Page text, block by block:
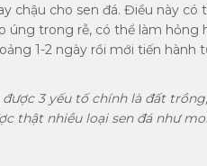
chậu cho sen đá. Điều này có
trong rễ, có thể làm hỏng
1-2 ngày rồi mới tiến hành
3 yếu tố chính là đất
thật nhiều loại sen đá như